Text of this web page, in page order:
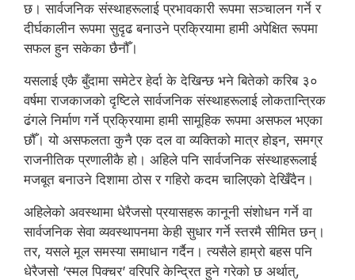
छ। सार्वजनिक संस्थाहरूलाई प्रभावकारी रूपमा सञ्चालन गर्ने र
दीर्घकालीन रूपमा सुदृढ बनाउने प्रक्रियामा हामी अपेक्षित रूपमा
सफल हुन सकेका छैनौँ।
यसलाई एकै बुँदामा समेटेर हेर्दा के देखिन्छ भने बितेको करिब ३०
वर्षमा राजकाजको दृष्टिले सार्वजनिक संस्थाहरूलाई लोकतान्त्रिक
ढंगले निर्माण गर्ने प्रक्रियामा हामी सामूहिक रूपमा असफल भएका
छौँ। यो असफलता कुनै एक दल वा व्यक्तिको मात्र होइन, समग्र
राजनीतिक प्रणालीकै हो। अहिले पनि सार्वजनिक संस्थाहरूलाई
मजबूत बनाउने दिशामा ठोस र गहिरो कदम चालिएको देखिँदैन।
अहिलेको अवस्थामा धेरैजसो प्रयासहरू कानूनी संशोधन गर्ने वा
सार्वजनिक सेवा व्यवस्थापनमा केही सुधार गर्ने स्तरमै सीमित छन्।
तर, यसले मूल समस्या समाधान गर्दैन। त्यसैले हाम्रो बहस पनि
धेरैजसो ‘स्मल पिक्चर’ वरिपरि केन्द्रित हुने गरेको छ अर्थात्,